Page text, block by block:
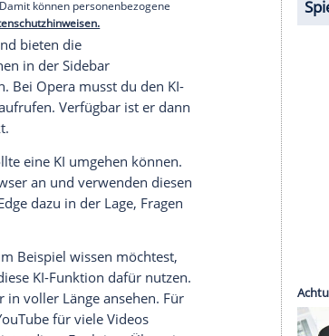
nützlich. Eine Zusammenfassung
dabei, einzuschätzen, ob sich die
Bots gehen sogar noch einen Schritt
erstellen oder bereits vorhandenen
die der Entwickler in der Seitenleiste
ist die Funktion also sofort sichtbar.
eingebundenen Inhalt von Glomex GmbH
und auch wieder deaktivieren.